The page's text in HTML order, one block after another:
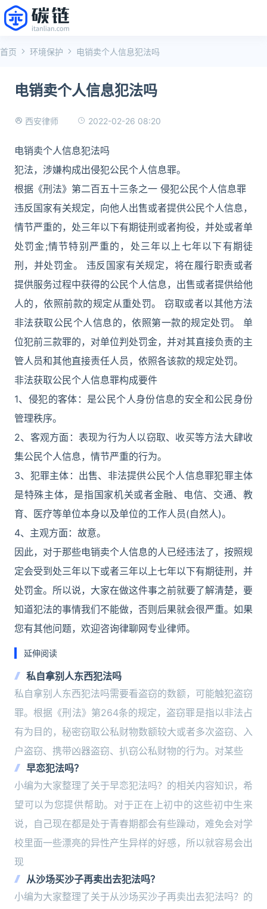
首页 环境保护 电销卖个人信息犯法吗
电销卖个人信息犯法吗
西安律师 2022-02-26 08:20
电销卖个人信息犯法吗
犯法，涉嫌构成出侵犯公民个人信息罪。
根据《刑法》第二百五十三条之一 侵犯公民个人信息罪
违反国家有关规定，向他人出售或者提供公民个人信息，
情节严重的，处三年以下有期徒刑或者拘役，并处或者单
处罚金;情节特别严重的，处三年以上七年以下有期徒
刑，并处罚金。 违反国家有关规定，将在履行职责或者
提供服务过程中获得的公民个人信息，出售或者提供给他
人的，依照前款的规定从重处罚。 窃取或者以其他方法
非法获取公民个人信息的，依照第一款的规定处罚。 单
位犯前三款罪的，对单位判处罚金，并对其直接负责的主
管人员和其他直接责任人员，依照各该款的规定处罚。
非法获取公民个人信息罪构成要件
1、侵犯的客体：是公民个人身份信息的安全和公民身份
管理秩序。
2、客观方面：表现为行为人以窃取、收买等方法大肆收
集公民个人信息，情节严重的行为。
3、犯罪主体：出售、非法提供公民个人信息罪犯罪主体
是特殊主体，是指国家机关或者金融、电信、交通、教
育、医疗等单位本身以及单位的工作人员(自然人)。
4、主观方面：故意。
因此，对于那些电销卖个人信息的人已经违法了，按照规
定会受到处三年以下或者三年以上七年以下有期徒刑，并
处罚金。所以说，大家在做这件事之前就要了解清楚，要
知道犯法的事情我们不能做，否则后果就会很严重。如果
您有其他问题，欢迎咨询律聊网专业律师。
延伸阅读
私自拿别人东西犯法吗
私自拿别人东西犯法吗需要看盗窃的数额，可能触犯盗窃
罪。根据《刑法》第264条的规定，盗窃罪是指以非法占
有为目的，秘密窃取公私财物数额较大或者多次盗窃、入
户盗窃、携带凶器盗窃、扒窃公私财物的行为。对某些
早恋犯法吗？
小编为大家整理了关于早恋犯法吗？的相关内容知识，希
望可以为您提供帮助。对于正在上初中的这些初中生来
说，自己现在都是处于青春期都会有些躁动，难免会对学
校里面一些漂亮的异性产生异样的好感，所以就容易会出
现
从沙场买沙子再卖出去犯法吗？
小编为大家整理了关于从沙场买沙子再卖出去犯法吗？的